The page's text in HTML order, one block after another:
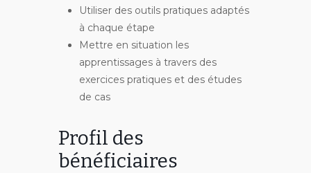
Utiliser des outils pratiques adaptés
à chaque étape
Mettre en situation les
apprentissages à travers des
exercices pratiques et des études
de cas
Profil des
bénéficiaires